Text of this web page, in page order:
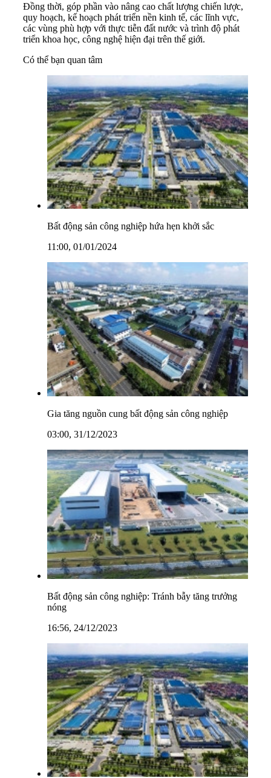
Đồng thời, góp phần vào nâng cao chất lượng chiến lược,
quy hoạch, kế hoạch phát triển nền kinh tế, các lĩnh vực,
các vùng phù hợp với thực tiễn đất nước và trình độ phát
triển khoa học, công nghệ hiện đại trên thế giới.
Có thể bạn quan tâm
Bất động sản công nghiệp hứa hẹn khởi sắc
11:00, 01/01/2024
Gia tăng nguồn cung bất động sản công nghiệp
03:00, 31/12/2023
Bất động sản công nghiệp: Tránh bẫy tăng trưởng
nóng
16:56, 24/12/2023